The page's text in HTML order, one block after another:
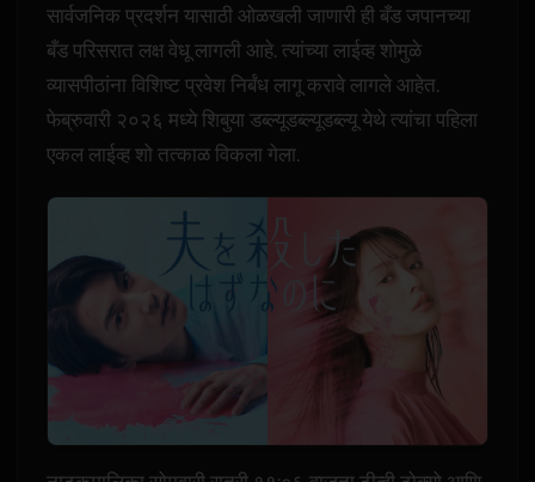
सार्वजनिक प्रदर्शन यासाठी ओळखली जाणारी ही बँड जपानच्या
बँड परिसरात लक्ष वेधू लागली आहे. त्यांच्या लाईव्ह शोमुळे
व्यासपीठांना विशिष्ट प्रवेश निर्बंध लागू करावे लागले आहेत.
फेब्रुवारी २०२६ मध्ये शिबुया डब्ल्यूडब्ल्यूडब्ल्यू येथे त्यांचा पहिला
एकल लाईव्ह शो तत्काळ विकला गेला.